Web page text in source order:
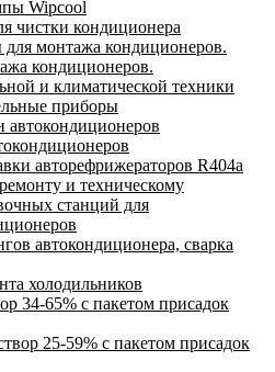
Wipcool
чистки кондиционера
монтажа кондиционеров.
кондиционеров.
и климатической техники
приборы
автокондиционеров
авторефрижераторов R404a
и техническому
станций для
автокондиционера, сварка
холодильников
34-65% с пакетом присадок
25-59% с пакетом присадок